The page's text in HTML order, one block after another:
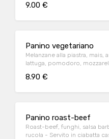
9.00 €
Panino vegetariano
Melanzane alla piastra,
lattuga, pomodoro,
8.90 €
Panino roast-beef
Roast-beef, funghi, salsa
rucola - Servito in ciabatta